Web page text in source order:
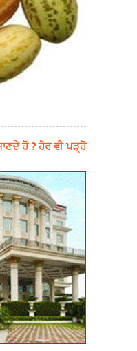
ਹੋ ? ਹੋਰ ਵੀ ਪੜ੍ਹੋ